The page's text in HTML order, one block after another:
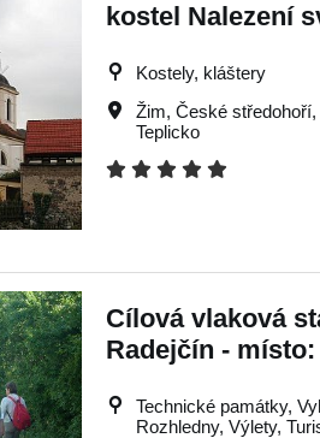
kostel Nalezení
Kostely, kláštery
Žim,České středohoří,
Teplicko
Cílová vlaková
Radejčín -
Technické památky,
Rozhledny, Výlety,